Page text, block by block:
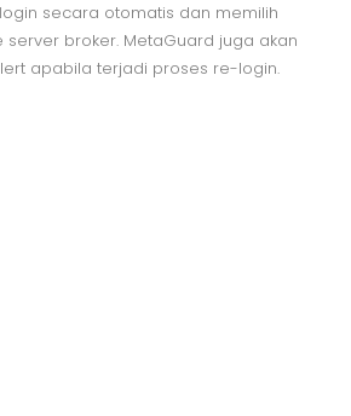
secara otomatis dan memilih
server broker. MetaGuard juga akan
apabila terjadi proses re-login.